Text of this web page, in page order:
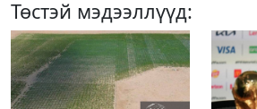
Төстэй мэдээллүүд: